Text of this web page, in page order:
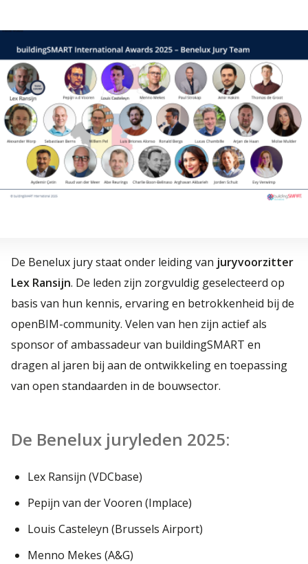
De Benelux jury staat onder leiding van juryvoorzitter
Lex Ransijn. De leden zijn zorgvuldig geselecteerd op
basis van hun kennis, ervaring en betrokkenheid bij de
openBIM-community. Velen van hen zijn actief als
sponsor of ambassadeur van buildingSMART en
dragen al jaren bij aan de ontwikkeling en toepassing
van open standaarden in de bouwsector.
De Benelux juryleden 2025:
Lex Ransijn (VDCbase)
Pepijn van der Vooren (Implace)
Louis Casteleyn (Brussels Airport)
Menno Mekes (A&G)